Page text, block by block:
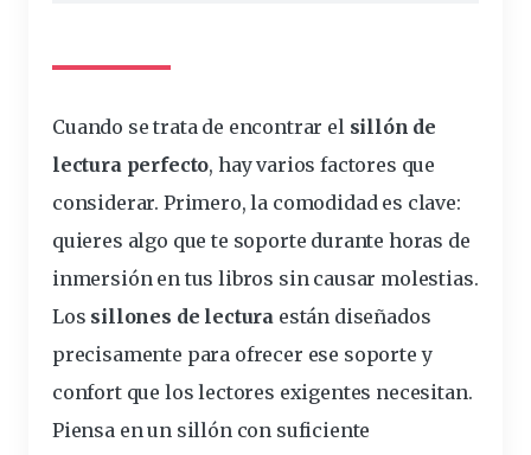
Cuando setratade encontrar el sillón de
lecturaperfecto, hay variosfactores que
considerar. Primero, la comodidades clave:
quieres algo que te soporte durante horas de
inmersión en tus libros sin causar molestias.
Los sillones de lectura están diseñados
precisamente para ofrecer ese soporte y
confortque los lectores exigentes necesitan.
Piensa en un sillón con suficiente